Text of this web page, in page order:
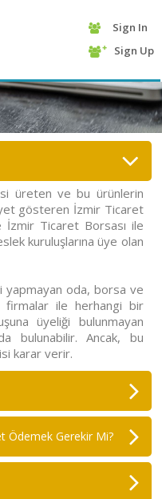
Sign In
Sign Up
üreten ve bu ürünlerin
gösteren İzmir Ticaret
İzmir Ticaret Borsası ile
kuruluşlarına üye olan
yapmayan oda, borsa ve
firmalar ile herhangi bir
üyeliği bulunmayan
bulunabilir. Ancak, bu
karar verir.
Ödemek Gerekir Mi?